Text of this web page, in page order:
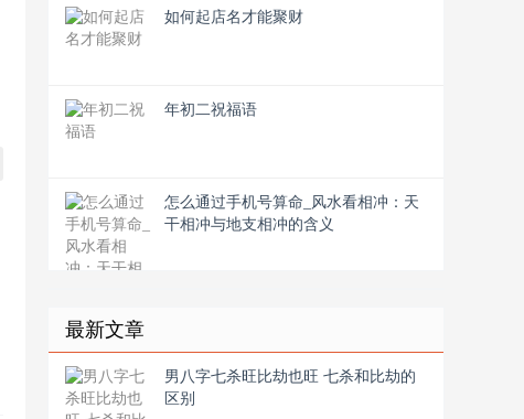
如何起店名才能聚财
年初二祝福语
怎么通过手机号算命_风水看相冲：天
干相冲与地支相冲的含义
最新文章
男八字七杀旺比劫也旺 七杀和比劫的
区别